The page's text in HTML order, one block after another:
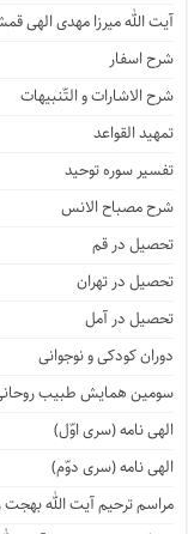
آیت الله میرزا مهدی الهی
شرح اسفار
شرح الاشارات و التّنبیهات
تمهید القواعد
تفسیر سوره توحید
شرح مصباح الانس
تحصیل در قم
تحصیل در تهران
تحصیل در آمل
دوران کودکی و نوجوانی
سومین همایش طبیب
الهی نامه (سری اوّل)
الهی نامه (سری دوّم)
مراسم ترحیم آیت الله بهجت